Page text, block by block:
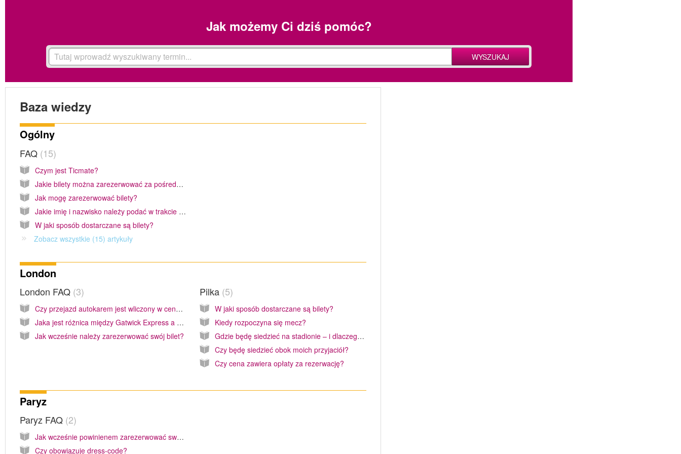
Jak możemy Ci dziś pomóc?
WYSZUKAJ
Baza wiedzy
Ogólny
FAQ 15
Czym jest Ticmate?
Jakie bilety można zarezerwować za pośrednictwem Ticmate?
Jak mogę zarezerwować bilety?
Jakie imię i nazwisko należy podać w trakcie rezerwacji biletu?
W jaki sposób dostarczane są bilety?
Zobacz wszystkie (15) artykuły
London
London FAQ 3
Czy przejazd autokarem jest wliczony w cenę wycieczki Warner Bros. Studio w Londynie z Harrym Potterem?
Jaka jest różnica między Gatwick Express a Gatwick Thameslink?
Jak wcześnie należy zarezerwować swój bilet?
Pilka 5
W jaki sposób dostarczane są bilety?
Kiedy rozpoczyna się mecz?
Gdzie będę siedzieć na stadionie – i dlaczego jest to ważne?
Czy będę siedzieć obok moich przyjaciół?
Czy cena zawiera opłaty za rezerwację?
Paryz
Paryz FAQ 2
Jak wcześnie powinienem zarezerwować swój bilet?
Czy obowiązuje dress-code?